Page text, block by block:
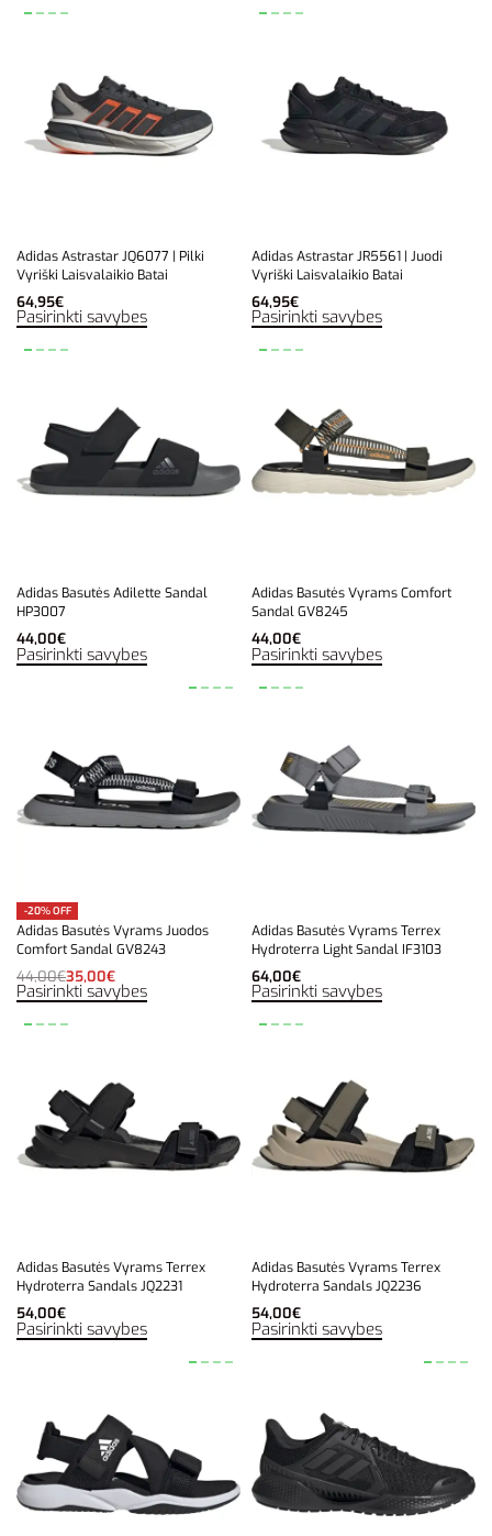
Adidas Astrastar JQ6077 | Pilki
Vyriški Laisvalaikio Batai
64,95€
Pasirinkti savybes
Adidas Astrastar JR5561 | Juodi
Vyriški Laisvalaikio Batai
64,95€
Pasirinkti savybes
Adidas Basutės Adilette Sandal
HP3007
44,00€
Pasirinkti savybes
Adidas Basutės Vyrams Comfort
Sandal GV8245
44,00€
Pasirinkti savybes
-20% OFF
Adidas Basutės Vyrams Juodos
Comfort Sandal GV8243
44,00€35,00€
Pasirinkti savybes
Adidas Basutės Vyrams Terrex
Hydroterra Light Sandal IF3103
64,00€
Pasirinkti savybes
Adidas Basutės Vyrams Terrex
Hydroterra Sandals JQ2231
54,00€
Pasirinkti savybes
Adidas Basutės Vyrams Terrex
Hydroterra Sandals JQ2236
54,00€
Pasirinkti savybes